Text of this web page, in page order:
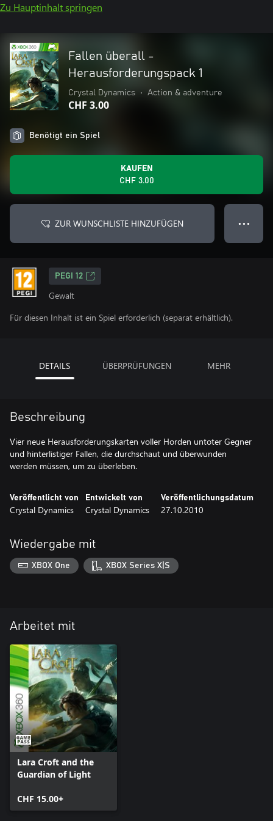
Zu Hauptinhalt springen
Fallen überall -
Herausforderungspack 1
Crystal Dynamics • Action & adventure
CHF 3.00
Benötigt ein Spiel
KAUFEN
CHF 3.00
ZUR WUNSCHLISTE HINZUFÜGEN ● ● ●
PEGI 12
Gewalt
Für diesen Inhalt ist ein Spiel erforderlich (separat erhältlich).
DETAILS ÜBERPRÜFUNGEN MEHR
Beschreibung
Vier neue Herausforderungskarten voller Horden untoter Gegner
und hinterlistiger Fallen, die durchschaut und überwunden
werden müssen, um zu überleben.
Veröffentlicht von
Crystal Dynamics
Entwickelt von
Crystal Dynamics
Veröffentlichungsdatum
27.10.2010
Wiedergabe mit
XBOX One XBOX Series X|S
Arbeitet mit
Lara Croft and the
Guardian of Light
CHF 15.00+